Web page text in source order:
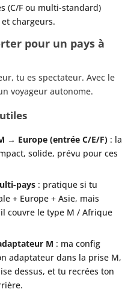
(C/F ou multi-standard)
chargeurs.
pour un pays à
tu es spectateur. Avec le
voyageur autonome.
→ Europe (entrée C/E/F) : la
solide, prévu pour ces
pays : pratique si tu
+ Europe + Asie, mais
couvre le type M / Afrique
M : ma config
adaptateur dans la prise M,
dessus, et tu recrées ton